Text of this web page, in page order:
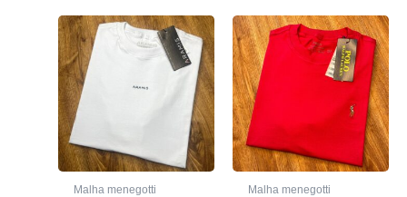
Malha menegotti Malha menegotti